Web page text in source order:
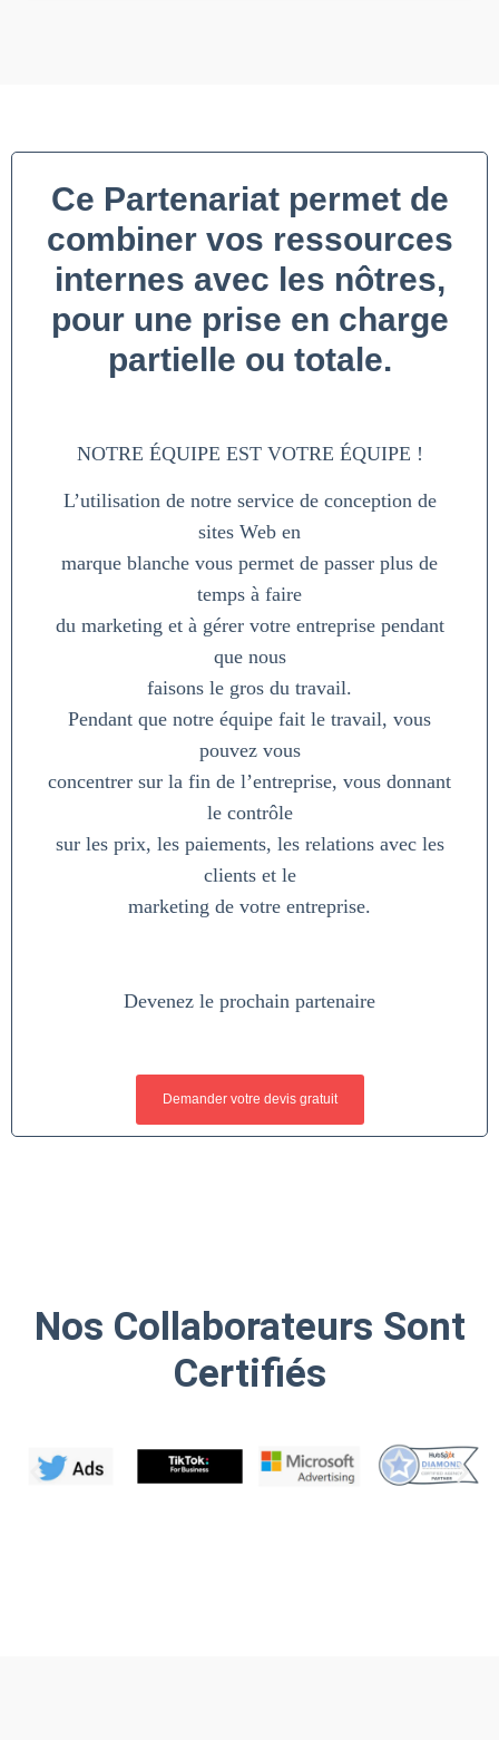
Ce Partenariat permet de
combiner vos ressources
internes avec les nôtres,
pour une prise en charge
partielle ou totale.
NOTRE ÉQUIPE EST VOTRE ÉQUIPE !
L’utilisation de notre service de conception de
sites Web en
marque blanche vous permet de passer plus de
temps à faire
du marketing et à gérer votre entreprise pendant
que nous
faisons le gros du travail.
Pendant que notre équipe fait le travail, vous
pouvez vous
concentrer sur la fin de l’entreprise, vous donnant
le contrôle
sur les prix, les paiements, les relations avec les
clients et le
marketing de votre entreprise.
Devenez le prochain partenaire
Demander votre devis gratuit
Nos Collaborateurs Sont
Certifiés